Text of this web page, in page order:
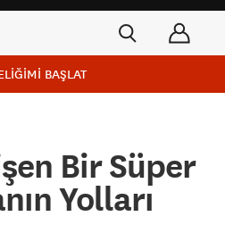
BAŞLAT
Bir Süper
Yolları